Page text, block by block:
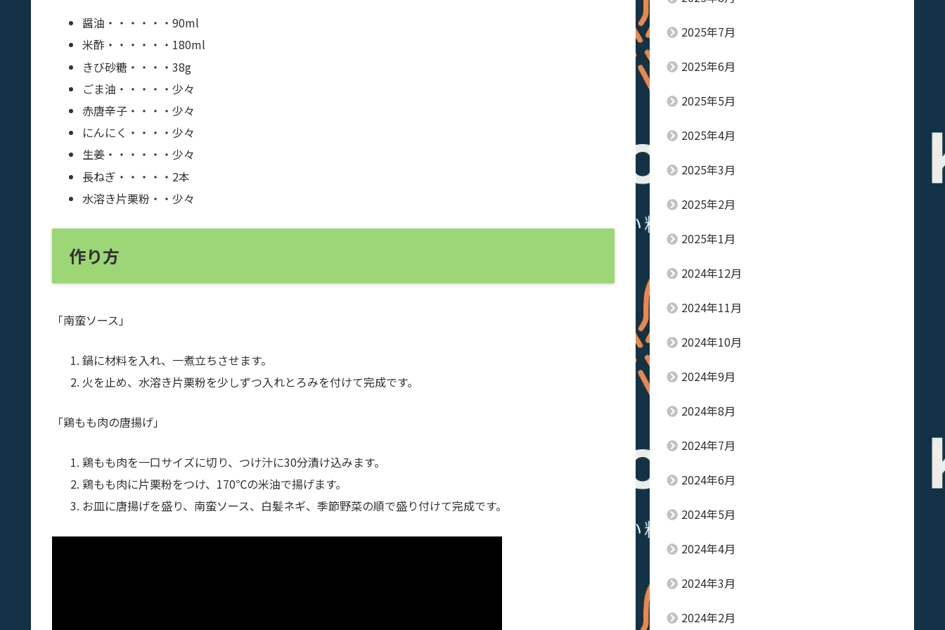
醤油・・・・・・90ml
米酢・・・・・・180ml
きび砂糖・・・・38g
ごま油・・・・・少々
赤唐辛子・・・・少々
にんにく・・・・少々
生姜・・・・・・少々
長ねぎ・・・・・2本
水溶き片栗粉・・少々
作り方
「南蛮ソース」
鍋に材料を入れ、一煮立ちさせます。
火を止め、水溶き片栗粉を少しずつ入れとろみを付けて完成です。
「鶏もも肉の唐揚げ」
鶏もも肉を一口サイズに切り、つけ汁に30分漬け込みます。
鶏もも肉に片栗粉をつけ、170℃の米油で揚げます。
お皿に唐揚げを盛り、南蛮ソース、白髪ネギ、季節野菜の順で盛り付けて完成です。
2025年7月
2025年6月
2025年5月
2025年4月
2025年3月
2025年2月
2025年1月
2024年12月
2024年11月
2024年10月
2024年9月
2024年8月
2024年7月
2024年6月
2024年5月
2024年4月
2024年3月
2024年2月